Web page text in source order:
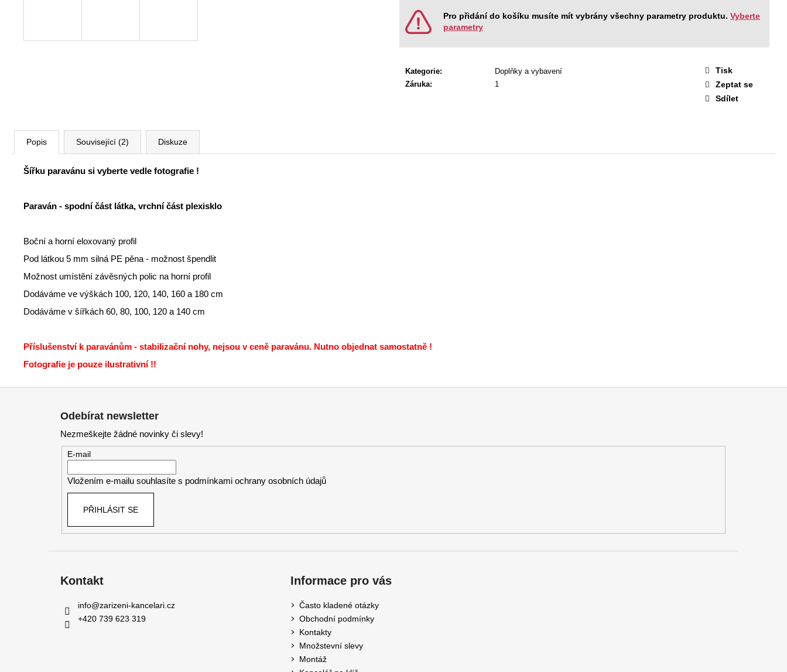
Pro přidání do košíku musíte mít vybrány všechny parametry produktu. Vyberte
parametry
Kategorie:
Doplňky a vybavení
Záruka: 1
Tisk
Zeptat se
Sdílet
Popis Související (2) Diskuze
Šířku paravánu si vyberte vedle fotografie !
Paraván - spodní část látka, vrchní část plexisklo
Boční a horní eloxovaný profil
Pod látkou 5 mm silná PE pěna - možnost špendlit
Možnost umístění závěsných polic na horní profil
Dodáváme ve výškách 100, 120, 140, 160 a 180 cm
Dodáváme v šířkách 60, 80, 100, 120 a 140 cm
Příslušenství k paravánům - stabilizační nohy, nejsou v ceně paravánu. Nutno objednat samostatně !
Fotografie je pouze ilustrativní !!
Odebírat newsletter
Nezmeškejte žádné novinky či slevy!
E-mail
Vložením e-mailu souhlasíte s podmínkami ochrany osobních údajů
PŘIHLÁSIT SE
Kontakt
info@zarizeni-kancelari.cz
+420 739 623 319
Informace pro vás
Často kladené otázky
Obchodní podmínky
Kontakty
Množstevní slevy
Montáž